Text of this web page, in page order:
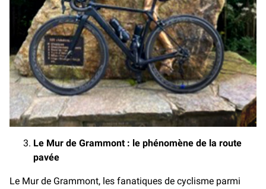
Le Mur de Grammont : le phénomène de la route
pavée
Le Mur de Grammont, les fanatiques de cyclisme parmi